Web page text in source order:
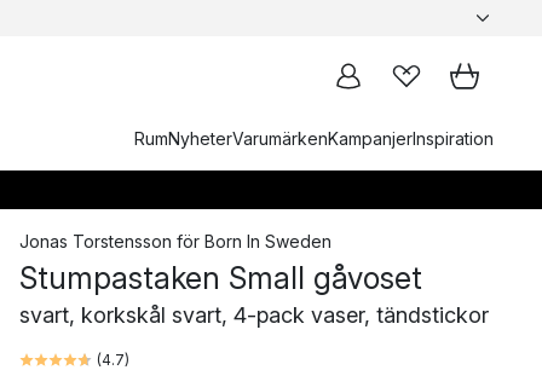
RumNyheterVarumärkenKampanjerInspiration
Jonas Torstensson för Born In Sweden
Stumpastaken Small gåvoset
svart, korkskål svart, 4-pack vaser, tändstickor
(4.7)